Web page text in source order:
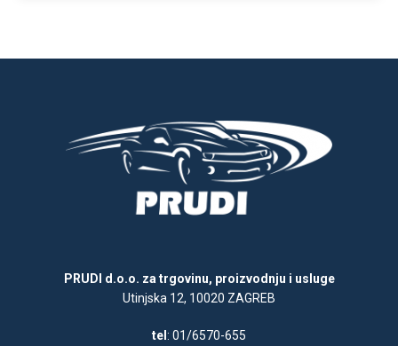
PRUDI d.o.o. za trgovinu, proizvodnju i usluge
Utinjska 12, 10020 ZAGREB
tel : 01/6570-655